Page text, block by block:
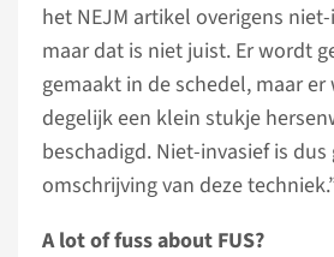
het NEJM artikel overigens
maar dat is niet juist. Er wordt
gemaakt in de schedel, maar
degelijk een klein stukje
beschadigd. Niet-invasief is dus
omschrijving van deze
A lot of fuss about FUS?